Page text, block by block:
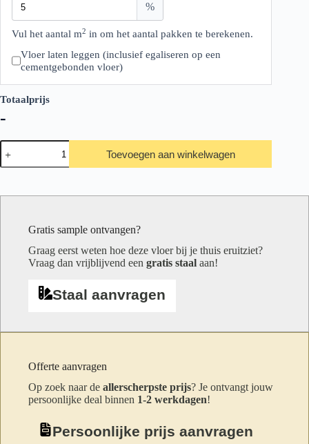
%
Vul het aantal m2 in om het aantal pakken te berekenen.
Vloer laten leggen (inclusief egaliseren op een
cementgebonden vloer)
Totaalprijs
-
Floer
Dorpen
Wateringen
Toevoegen aan winkelwagen
Gratis sample ontvangen?
Graag eerst weten hoe deze vloer bij je thuis eruitziet?
Vraag dan vrijblijvend een gratis staal aan!
Staal aanvragen
Offerte aanvragen
Op zoek naar de allerscherpste prijs? Je ontvangt jouw
persoonlijke deal binnen 1-2 werkdagen!
Persoonlijke prijs aanvragen